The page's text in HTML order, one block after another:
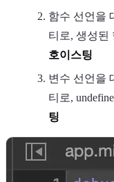
함수 선언을
티로, 생성된
호이스팅
변수 선언을
티로,
팅